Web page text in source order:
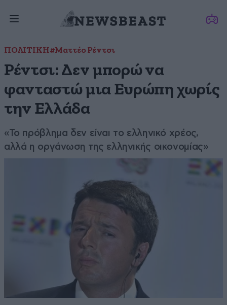
ΠΟΛΙΤΙΚΗ#Ματτέο Ρέντσι
Ρέντσι: Δεν μπορώ να
φανταστώ μια Ευρώπη χωρίς
την Ελλάδα
«Το πρόβλημα δεν είναι το ελληνικό χρέος,
αλλά η οργάνωση της ελληνικής οικονομίας»